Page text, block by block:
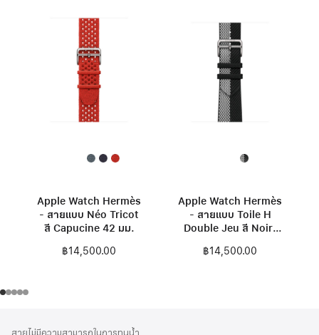
Apple Watch Hermès
- สายแบบ Néo Tricot
สี Capucine 42 มม.
฿14,500.00
Apple Watch Hermès
- สายแบบ Toile H
Double Jeu สี Noir/
฿14,500.00
ส่วน
เชิงอรรถ